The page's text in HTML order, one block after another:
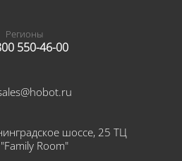
Регионы
550-46-00
шоссе, 25 ТЦ
"Family Room"